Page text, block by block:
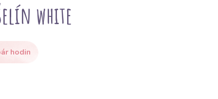
white
hodin